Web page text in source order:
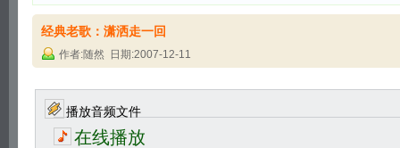
经典老歌：潇洒走一回
作者:随然 日期:2007-12-11
播放音频文件
在线播放